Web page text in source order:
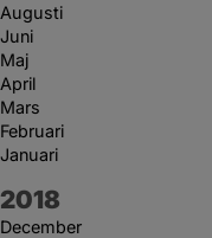
Augusti
Juni
Maj
April
Mars
Februari
Januari
År:
2018
December